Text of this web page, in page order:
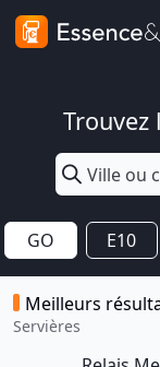
Trouvez
GO E10
Meilleurs
Servières